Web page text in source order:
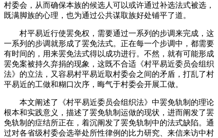
村委会，从而确保本族的候选人可以或许通过补选法式被选，
既满脚族的心理，也为通过公共谋取族好处铺平了道。
村平易近行使罢免权，需要通过一系列的步调来完成，这
一系列的步调就形成了罢免法式。正在每一个步调中，都需要
有时间的，用来罢免法式得以成功进行。不然，就有可能形成
罢免案被持久弃捐的现象，这既不合适《村平易近委员会组织
法》的立法，又容易村平易近取村委会之间的矛盾，打乱了村
平易近的工做和糊口次序，晦气于村委会开展工做。
本文阐述了《村平易近委员会组织法》中罢免轨制的理论
根本和实践意义，描述了罢免轨制运做的现状，进而阐发了罢
免轨制的症结所正在，着沉阐发了罢免轨制中的法式缺陷。通
过对各省级村委会选举处所性律例的比力研究、来信来访中村